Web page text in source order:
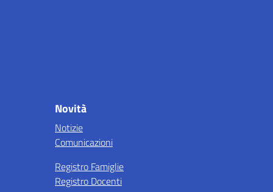
Novità
Notizie
Comunicazioni
Registro Famiglie
Registro Docenti